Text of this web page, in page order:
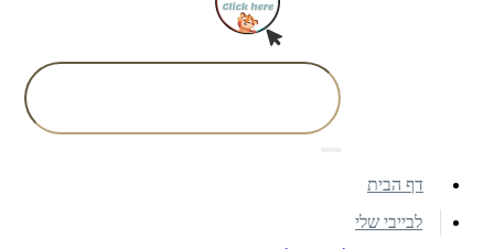
דף הבית
לבייבי שלי